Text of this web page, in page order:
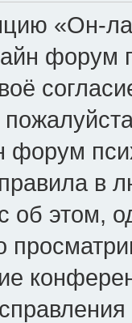
«Он-
форум
в
об этом,